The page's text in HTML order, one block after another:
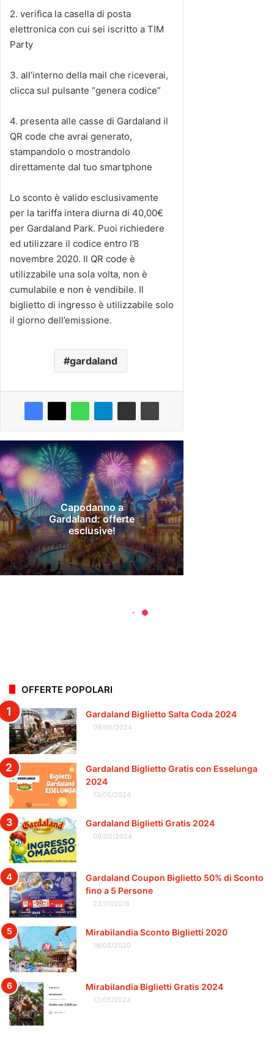
OFFERTE POPOLARI
Gardaland Biglietto Salta Coda 2024
09/05/2024
Gardaland Biglietto Gratis con Esselunga
2024
13/05/2024
Gardaland Biglietti Gratis 2024
09/05/2024
Gardaland Coupon Biglietto 50% di Sconto
fino a 5 Persone
23/01/2018
Mirabilandia Sconto Biglietti 2020
18/08/2020
Mirabilandia Biglietti Gratis 2024
12/05/2024